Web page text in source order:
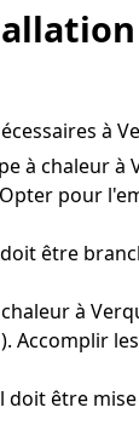
à
à chaleur
pour
être
à
être